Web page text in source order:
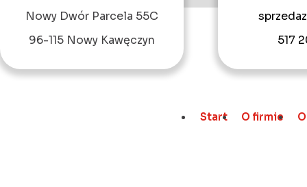
Nowy Dwór Parcela 55C
96-115 Nowy Kawęczyn
517
Start O firmie